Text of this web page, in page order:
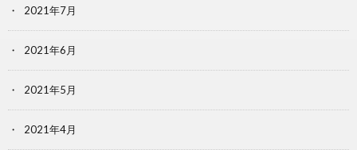
2021年7月
2021年6月
2021年5月
2021年4月